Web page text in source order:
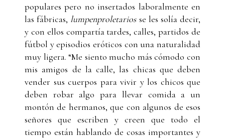
populares pero no insertados laboralmente en
las fábricas, lumpenproletarios se les solía decir,
y con ellos compartía tardes, calles, partidos de
fútbol y episodios eróticos con una naturalidad
muy ligera. “Me siento mucho más cómodo con
mis amigos de la calle, las chicas que deben
vender sus cuerpos para vivir y los chicos que
deben robar algo para llevar comida a un
montón de hermanos, que con algunos de esos
señores que escriben y creen que todo el
tiempo están hablando de cosas importantes y